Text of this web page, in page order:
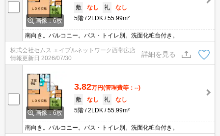
画像：6枚
敷
なし 礼
なし
5階
2LDK 55.99m²
南向き。バルコニー。バス・トイレ別。洗面化粧台付き。
株式会社セムス エイブルネットワーク西帯広店
情報更新日 2026/07/30
詳細を見る
画像：6枚
3.82万円(管理費等：--)
敷
なし 礼
なし
5階
2LDK 55.99m²
南向き。バルコニー。バス・トイレ別。洗面化粧台付き。